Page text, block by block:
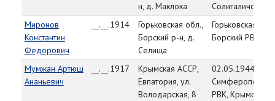
н, д. Маклока
Солигаличский
Миронов
Константин
Федорович
__.__.1914
Горьковская обл.,
Борский р-н, д.
Селища
Горьковская
Борский РВК
Мумжан Артюш
Ананьевич
__.__.1917
Крымская АССР,
Евпатория, ул.
Володарская, 8
02.05.1944,
РВК, Крымская